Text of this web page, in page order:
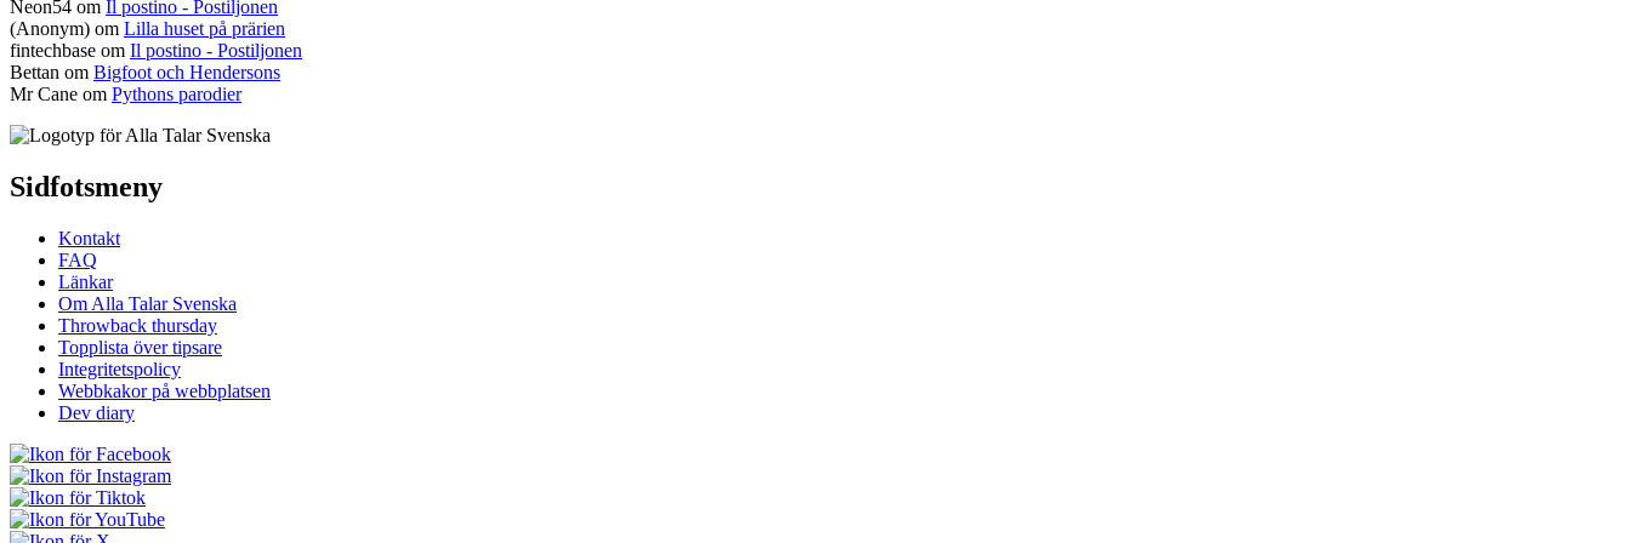
Neon54 om Il postino - Postiljonen
(Anonym) om Lilla huset på prärien
fintechbase om Il postino - Postiljonen
Bettan om Bigfoot och Hendersons
Mr Cane om Pythons parodier
Sidfotsmeny
Kontakt
FAQ
Länkar
Om Alla Talar Svenska
Throwback thursday
Topplista över tipsare
Integritetspolicy
Webbkakor på webbplatsen
Dev diary